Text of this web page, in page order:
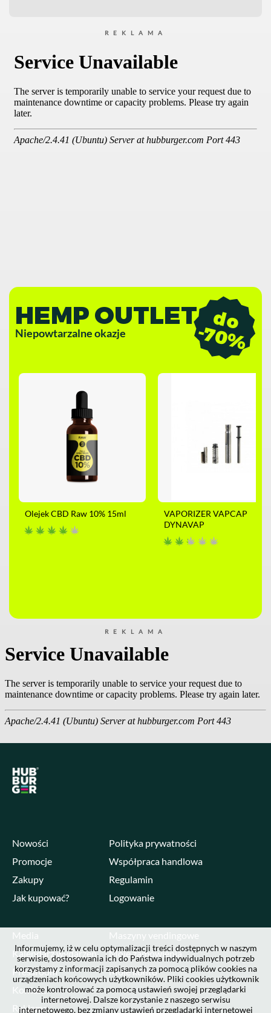
REKLAMA
HEMP OUTLET
Niepowtarzalne okazje
d
o
-
7
0
%
Olejek CBD Raw 10% 15ml
VAPORIZER VAPCAP
DYNAVAP
REKLAMA
Nowości
Promocje
Zakupy
Jak kupować?
Polityka prywatności
Współpraca handlowa
Regulamin
Logowanie
Media
Kalendarz wydarzeń
Pressroom
Kontakt
Reklama
Maszyny vendingowe
Moje zamówienia
Moje konto
Informujemy, iż w celu optymalizacji treści dostępnych w naszym
serwisie, dostosowania ich do Państwa indywidualnych potrzeb
korzystamy z informacji zapisanych za pomocą plików cookies na
urządzeniach końcowych użytkowników. Pliki cookies użytkownik
może kontrolować za pomocą ustawień swojej przeglądarki
internetowej. Dalsze korzystanie z naszego serwisu
internetowego, bez zmiany ustawień przeglądarki internetowej